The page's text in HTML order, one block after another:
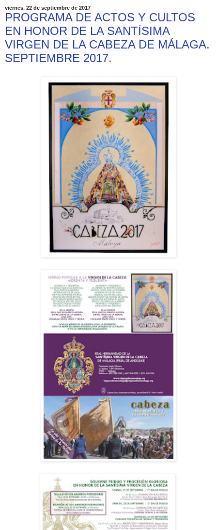
viernes, 22 de septiembre de 2017
PROGRAMA DE ACTOS Y CULTOS
EN HONOR DE LA SANTÍSIMA
VIRGEN DE LA CABEZA DE MÁLAGA.
SEPTIEMBRE 2017.